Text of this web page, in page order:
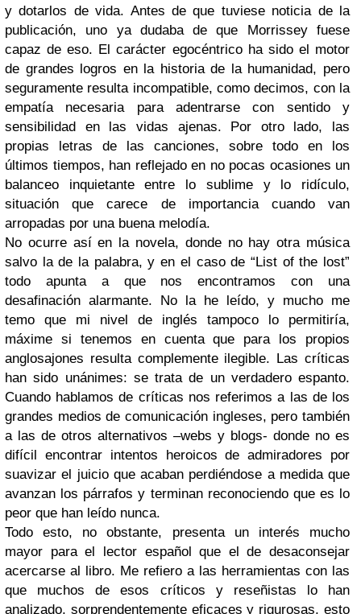
y dotarlos de vida. Antes de que tuviese noticia de la
publicación, uno ya dudaba de que Morrissey fuese
capaz de eso. El carácter egocéntrico ha sido el motor
de grandes logros en la historia de la humanidad, pero
seguramente resulta incompatible, como decimos, con la
empatía necesaria para adentrarse con sentido y
sensibilidad en las vidas ajenas. Por otro lado, las
propias letras de las canciones, sobre todo en los
últimos tiempos, han reflejado en no pocas ocasiones un
balanceo inquietante entre lo sublime y lo ridículo,
situación que carece de importancia cuando van
arropadas por una buena melodía.
No ocurre así en la novela, donde no hay otra música
salvo la de la palabra, y en el caso de “List of the lost”
todo apunta a que nos encontramos con una
desafinación alarmante. No la he leído, y mucho me
temo que mi nivel de inglés tampoco lo permitiría,
máxime si tenemos en cuenta que para los propios
anglosajones resulta complemente ilegible. Las críticas
han sido unánimes: se trata de un verdadero espanto.
Cuando hablamos de críticas nos referimos a las de los
grandes medios de comunicación ingleses, pero también
a las de otros alternativos –webs y blogs- donde no es
difícil encontrar intentos heroicos de admiradores por
suavizar el juicio que acaban perdiéndose a medida que
avanzan los párrafos y terminan reconociendo que es lo
peor que han leído nunca.
Todo esto, no obstante, presenta un interés mucho
mayor para el lector español que el de desaconsejar
acercarse al libro. Me refiero a las herramientas con las
que muchos de esos críticos y reseñistas lo han
analizado, sorprendentemente eficaces y rigurosas, esto